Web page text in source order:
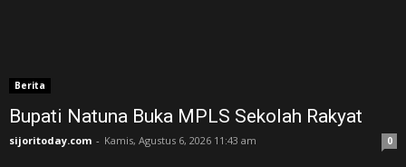
Berita
Bupati Natuna Buka MPLS Sekolah Rakyat
sijoritoday.com - Kamis, Agustus 6, 2026 11:43 am 0